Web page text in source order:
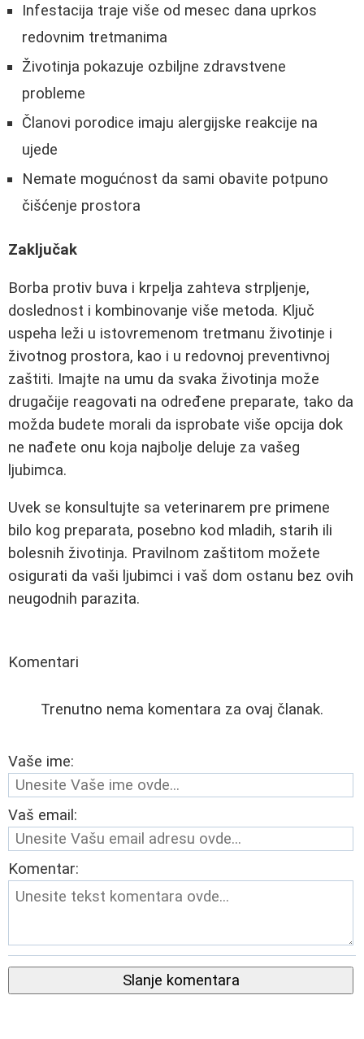
Infestacija traje više od mesec dana uprkos
redovnim tretmanima
Životinja pokazuje ozbiljne zdravstvene
probleme
Članovi porodice imaju alergijske reakcije na
ujede
Nemate mogućnost da sami obavite potpuno
čišćenje prostora
Zaključak
Borba protiv buva i krpelja zahteva strpljenje,
doslednost i kombinovanje više metoda. Ključ
uspeha leži u istovremenom tretmanu životinje i
životnog prostora, kao i u redovnoj preventivnoj
zaštiti. Imajte na umu da svaka životinja može
drugačije reagovati na određene preparate, tako da
možda budete morali da isprobate više opcija dok
ne nađete onu koja najbolje deluje za vašeg
ljubimca.
Uvek se konsultujte sa veterinarem pre primene
bilo kog preparata, posebno kod mladih, starih ili
bolesnih životinja. Pravilnom zaštitom možete
osigurati da vaši ljubimci i vaš dom ostanu bez ovih
neugodnih parazita.
Komentari
Trenutno nema komentara za ovaj članak.
Vaše ime:
Vaš email:
Komentar:
Slanje komentara